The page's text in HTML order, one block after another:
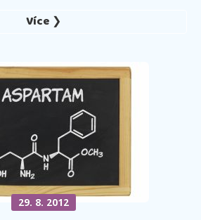
Více ❯
29. 8. 2012